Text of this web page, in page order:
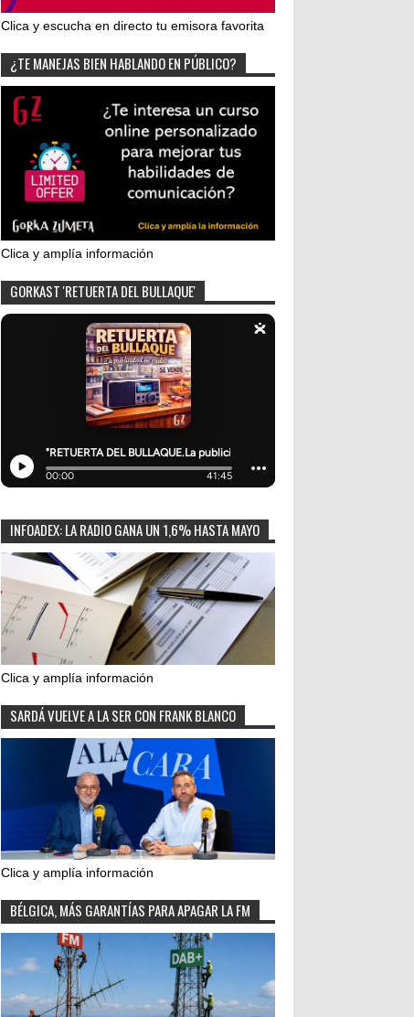
Clica y escucha en directo tu emisora favorita
¿TE MANEJAS BIEN HABLANDO EN PÚBLICO?
Clica y amplía información
GORKAST 'RETUERTA DEL BULLAQUE'
INFOADEX: LA RADIO GANA UN 1,6% HASTA MAYO
Clica y amplía información
SARDÁ VUELVE A LA SER CON FRANK BLANCO
Clica y amplía información
BÉLGICA, MÁS GARANTÍAS PARA APAGAR LA FM